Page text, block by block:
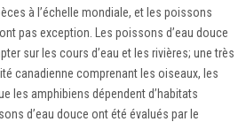
à l’échelle mondiale, et les poissons
pas exception. Les poissons d’eau douce
sur les cours d’eau et les rivières; une très
canadienne comprenant les oiseaux, les
les amphibiens dépendent d’habitats
d’eau douce ont été évalués par le